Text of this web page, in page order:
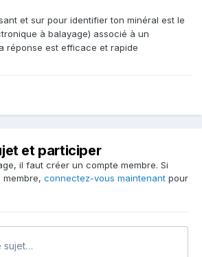
et sur pour identifier ton minéral est le
à balayage) associé à un
réponse est efficace et rapide
et participer
il faut créer un compte membre. Si
connectez-vous maintenant pour
sujet…